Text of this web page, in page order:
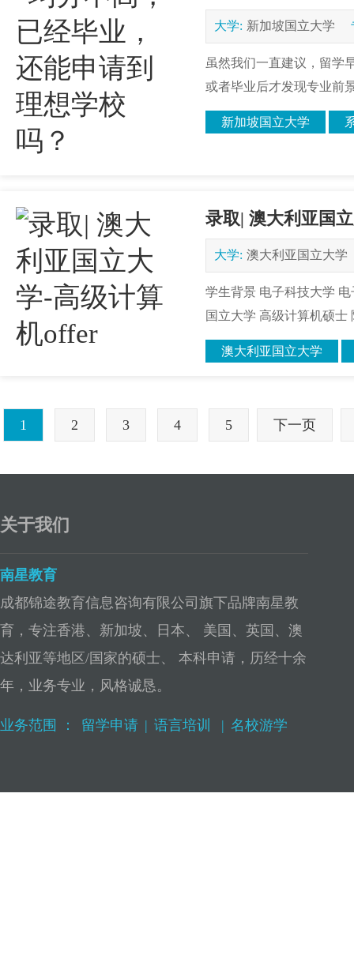
大学: 新加坡国立大学
虽然我们一直建议，留学
或者毕业后才发现专业前
新加坡国立大学
录取| 澳大利亚国
大学: 澳大利亚国立大学
学生背景 电子科技大学
国立大学 高级计算机硕士
澳大利亚国立大学
1 2 3 4 5 下一页
关于我们
南星教育
成都锦途教育信息咨询有限公司旗下品牌南星教
育，专注香港、新加坡、日本、 美国、英国、澳
达利亚等地区/国家的硕士、 本科申请，历经十余
年，业务专业，风格诚恳。
业务范围 ： 留学申请 | 语言培训 | 名校游学